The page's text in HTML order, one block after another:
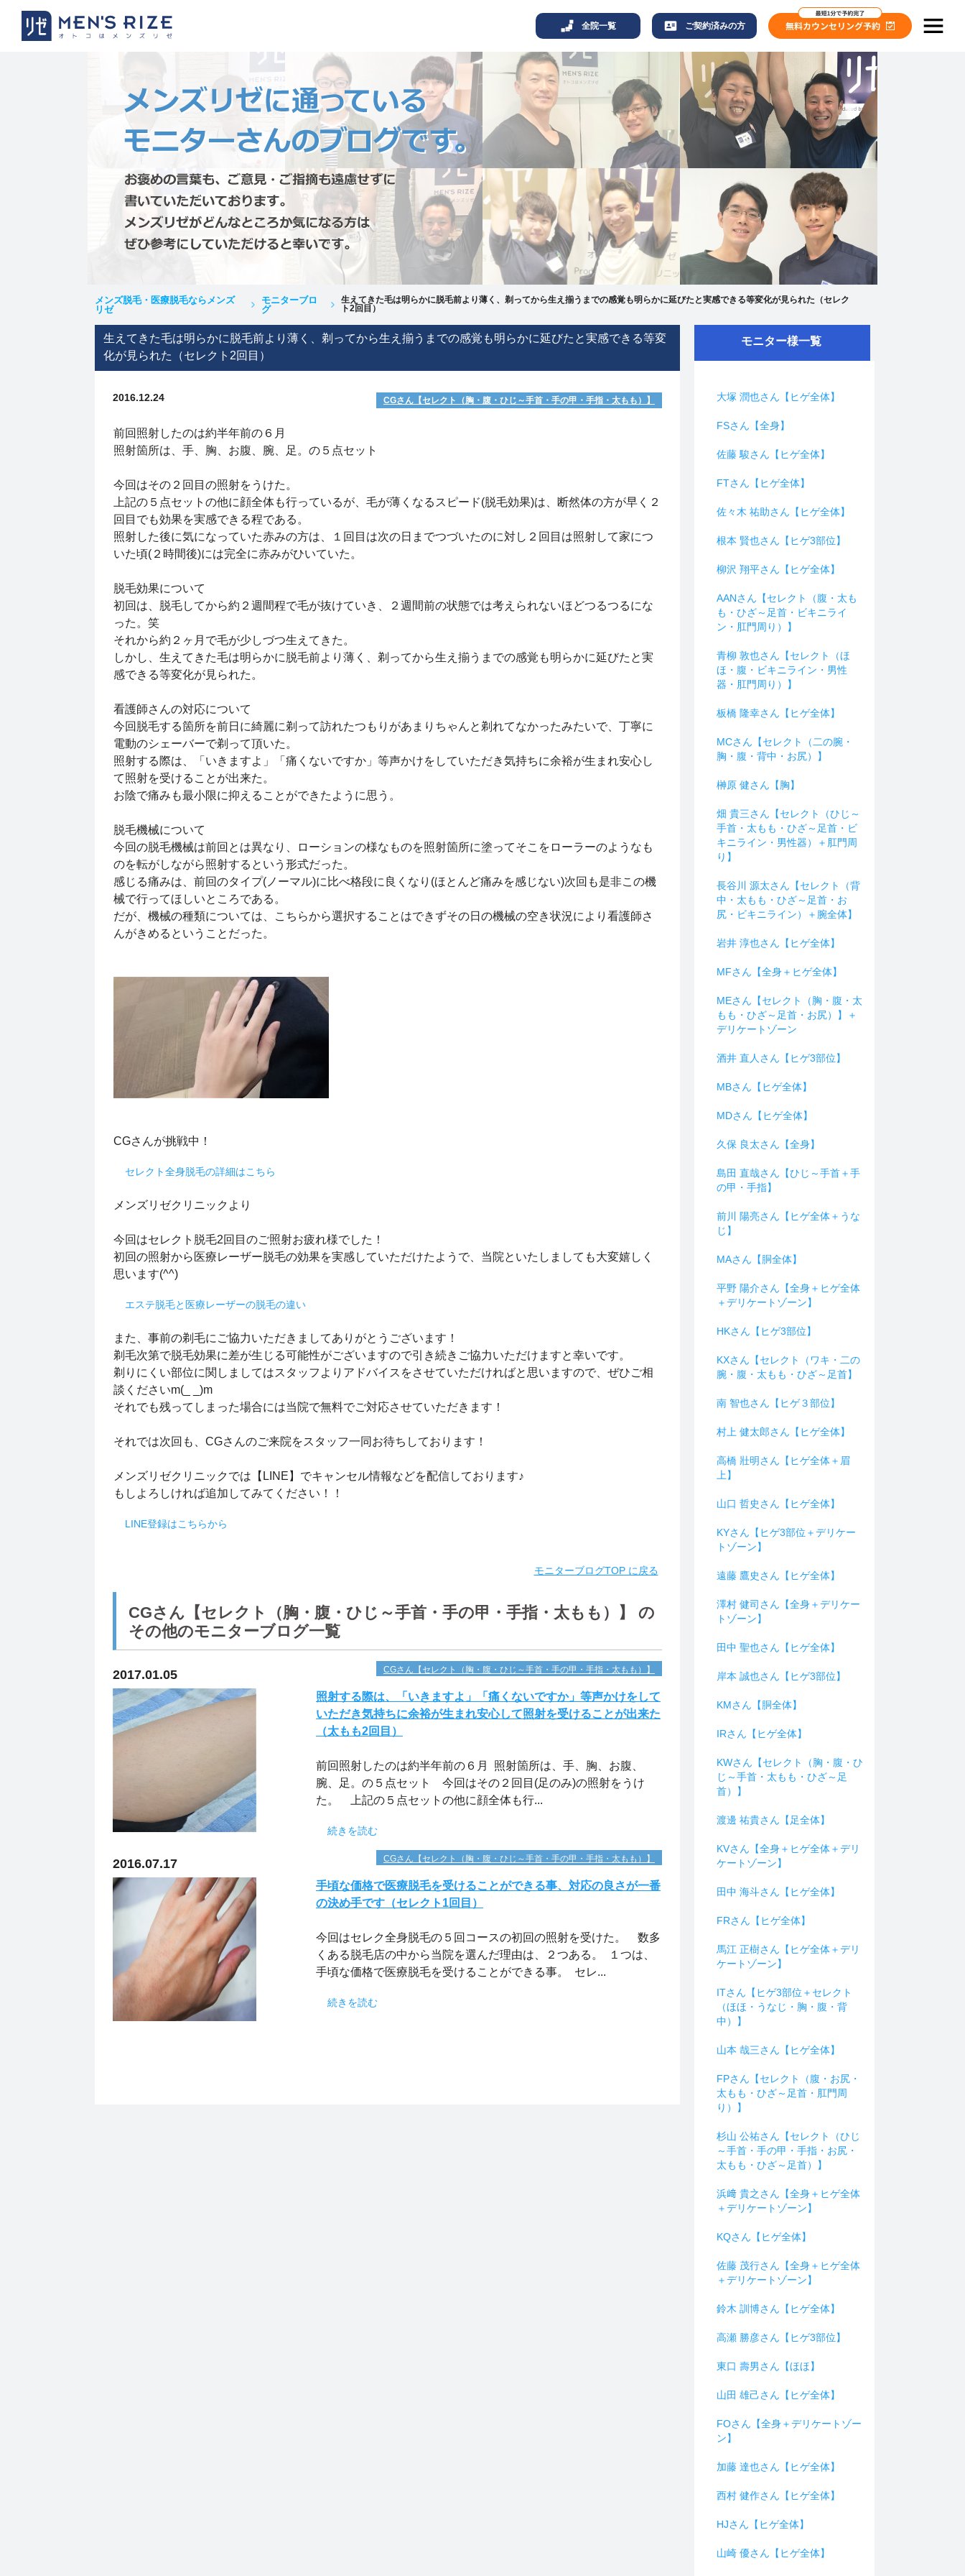
全院一覧 ご契約済みの方
メンズ脱毛・医療脱毛ならメンズ
リゼ
モニターブロ
グ
生えてきた毛は明らかに脱毛前より薄く、剃ってから生え揃うまでの感覚も明らかに延びたと実感できる等変化が見られた（セレク
ト2回目）
生えてきた毛は明らかに脱毛前より薄く、剃ってから生え揃うまでの感覚も明らかに延びたと実感できる等変
化が見られた（セレクト2回目）
2016.12.24 CGさん【セレクト（胸・腹・ひじ～手首・手の甲・手指・太もも）】
前回照射したのは約半年前の６月
照射箇所は、手、胸、お腹、腕、足。の５点セット
今回はその２回目の照射をうけた。
上記の５点セットの他に顔全体も行っているが、毛が薄くなるスピード(脱毛効果)は、断然体の方が早く２
回目でも効果を実感できる程である。
照射した後に気になっていた赤みの方は、１回目は次の日までつづいたのに対し２回目は照射して家につ
いた頃(２時間後)には完全に赤みがひいていた。
脱毛効果について
初回は、脱毛してから約２週間程で毛が抜けていき、２週間前の状態では考えられないほどつるつるにな
った。笑
それから約２ヶ月で毛が少しづつ生えてきた。
しかし、生えてきた毛は明らかに脱毛前より薄く、剃ってから生え揃うまでの感覚も明らかに延びたと実
感できる等変化が見られた。
看護師さんの対応について
今回脱毛する箇所を前日に綺麗に剃って訪れたつもりがあまりちゃんと剃れてなかったみたいで、丁寧に
電動のシェーバーで剃って頂いた。
照射する際は、「いきますよ」「痛くないですか」等声かけをしていただき気持ちに余裕が生まれ安心し
て照射を受けることが出来た。
お陰で痛みも最小限に抑えることができたように思う。
脱毛機械について
今回の脱毛機械は前回とは異なり、ローションの様なものを照射箇所に塗ってそこをローラーのようなも
のを転がしながら照射するという形式だった。
感じる痛みは、前回のタイプ(ノーマル)に比べ格段に良くなり(ほとんど痛みを感じない)次回も是非この機
械で行ってほしいところである。
だが、機械の種類については、こちらから選択することはできずその日の機械の空き状況により看護師さ
んがきめるということだった。
CGさんが挑戦中！
セレクト全身脱毛の詳細はこちら
メンズリゼクリニックより
今回はセレクト脱毛2回目のご照射お疲れ様でした！
初回の照射から医療レーザー脱毛の効果を実感していただけたようで、当院といたしましても大変嬉しく
思います(^^)
エステ脱毛と医療レーザーの脱毛の違い
また、事前の剃毛にご協力いただきましてありがとうございます！
剃毛次第で脱毛効果に差が生じる可能性がございますので引き続きご協力いただけますと幸いです。
剃りにくい部位に関しましてはスタッフよりアドバイスをさせていただければと思いますので、ぜひご相
談くださいm(_ _)m
それでも残ってしまった場合には当院で無料でご対応させていただきます！
それでは次回も、CGさんのご来院をスタッフ一同お待ちしております！
メンズリゼクリニックでは【LINE】でキャンセル情報などを配信しております♪
もしよろしければ追加してみてください！！
LINE登録はこちらから
モニターブログTOP に戻る
CGさん【セレクト（胸・腹・ひじ～手首・手の甲・手指・太もも）】 の
その他のモニターブログ一覧
2017.01.05 CGさん【セレクト（胸・腹・ひじ～手首・手の甲・手指・太もも）】
照射する際は、「いきますよ」「痛くないですか」等声かけをして
いただき気持ちに余裕が生まれ安心して照射を受けることが出来た
（太もも2回目）
前回照射したのは約半年前の６月 照射箇所は、手、胸、お腹、
腕、足。の５点セット 今回はその２回目(足のみ)の照射をうけ
た。 上記の５点セットの他に顔全体も行...
続きを読む
2016.07.17 CGさん【セレクト（胸・腹・ひじ～手首・手の甲・手指・太もも）】
手頃な価格で医療脱毛を受けることができる事、対応の良さが一番
の決め手です（セレクト1回目）
今回はセレク全身脱毛の５回コースの初回の照射を受けた。 数多
くある脱毛店の中から当院を選んだ理由は、２つある。 １つは、
手頃な価格で医療脱毛を受けることができる事。 セレ...
続きを読む
モニター様一覧
大塚 潤也さん【ヒゲ全体】
FSさん【全身】
佐藤 駿さん【ヒゲ全体】
FTさん【ヒゲ全体】
佐々木 祐助さん【ヒゲ全体】
根本 賢也さん【ヒゲ3部位】
柳沢 翔平さん【ヒゲ全体】
AANさん【セレクト（腹・太も
も・ひざ～足首・ビキニライ
ン・肛門周り）】
青柳 敦也さん【セレクト（ほ
ほ・腹・ビキニライン・男性
器・肛門周り）】
板橋 隆幸さん【ヒゲ全体】
MCさん【セレクト（二の腕・
胸・腹・背中・お尻）】
榊原 健さん【胸】
畑 貴三さん【セレクト（ひじ～
手首・太もも・ひざ～足首・ビ
キニライン・男性器）＋肛門周
り】
長谷川 源太さん【セレクト（背
中・太もも・ひざ～足首・お
尻・ビキニライン）＋腕全体】
岩井 淳也さん【ヒゲ全体】
MFさん【全身＋ヒゲ全体】
MEさん【セレクト（胸・腹・太
もも・ひざ～足首・お尻）】＋
デリケートゾーン
酒井 直人さん【ヒゲ3部位】
MBさん【ヒゲ全体】
MDさん【ヒゲ全体】
久保 良太さん【全身】
島田 直哉さん【ひじ～手首＋手
の甲・手指】
前川 陽亮さん【ヒゲ全体＋うな
じ】
MAさん【胴全体】
平野 陽介さん【全身＋ヒゲ全体
＋デリケートゾーン】
HKさん【ヒゲ3部位】
KXさん【セレクト（ワキ・二の
腕・腹・太もも・ひざ～足首】
南 智也さん【ヒゲ３部位】
村上 健太郎さん【ヒゲ全体】
高橋 壯明さん【ヒゲ全体＋眉
上】
山口 哲史さん【ヒゲ全体】
KYさん【ヒゲ3部位＋デリケー
トゾーン】
遠藤 鷹史さん【ヒゲ全体】
澤村 健司さん【全身＋デリケー
トゾーン】
田中 聖也さん【ヒゲ全体】
岸本 誠也さん【ヒゲ3部位】
KMさん【胴全体】
IRさん【ヒゲ全体】
KWさん【セレクト（胸・腹・ひ
じ～手首・太もも・ひざ～足
首）】
渡邊 祐貴さん【足全体】
KVさん【全身＋ヒゲ全体＋デリ
ケートゾーン】
田中 海斗さん【ヒゲ全体】
FRさん【ヒゲ全体】
馬江 正樹さん【ヒゲ全体＋デリ
ケートゾーン】
ITさん【ヒゲ3部位＋セレクト
（ほほ・うなじ・胸・腹・背
中）】
山本 哉三さん【ヒゲ全体】
FPさん【セレクト（腹・お尻・
太もも・ひざ～足首・肛門周
り）】
杉山 公祐さん【セレクト（ひじ
～手首・手の甲・手指・お尻・
太もも・ひざ～足首）】
浜﨑 貴之さん【全身＋ヒゲ全体
＋デリケートゾーン】
KQさん【ヒゲ全体】
佐藤 茂行さん【全身＋ヒゲ全体
＋デリケートゾーン】
鈴木 訓博さん【ヒゲ全体】
高瀬 勝彦さん【ヒゲ3部位】
東口 壽男さん【ほほ】
山田 雄己さん【ヒゲ全体】
FOさん【全身＋デリケートゾー
ン】
加藤 達也さん【ヒゲ全体】
西村 健作さん【ヒゲ全体】
HJさん【ヒゲ全体】
山崎 優さん【ヒゲ全体】